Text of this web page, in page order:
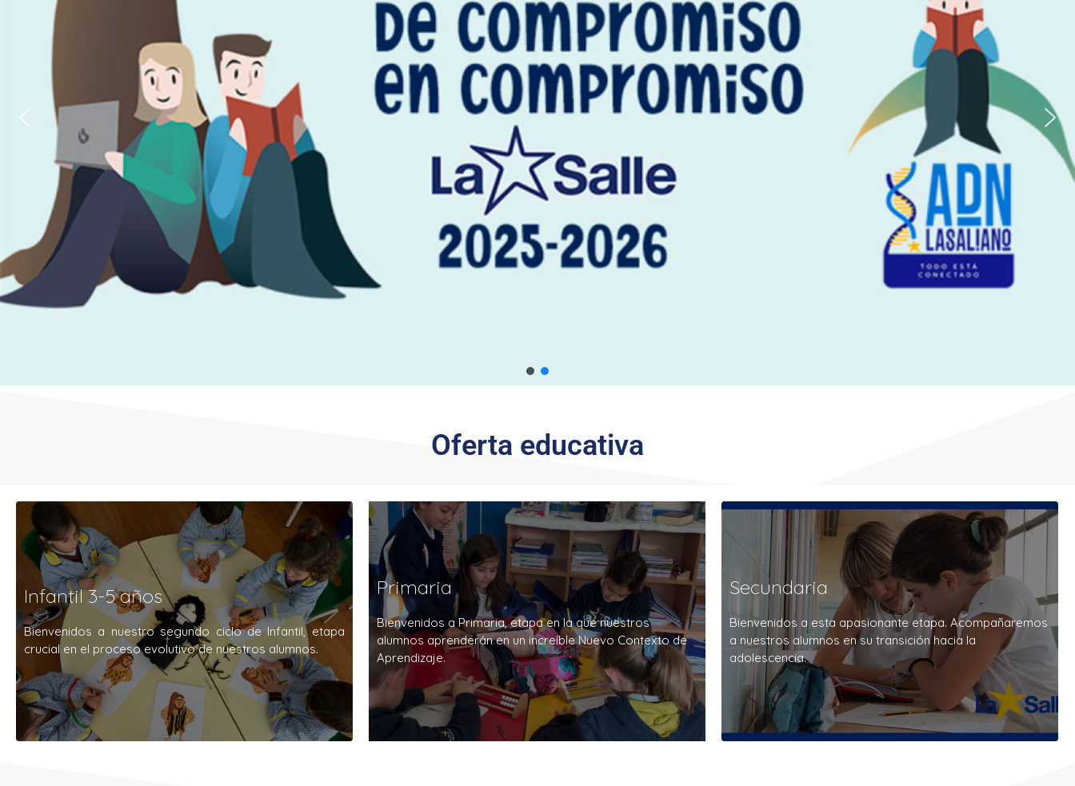
Vocación lasaliana
Oferta educativa
Infantil 3-5 años
Bienvenidos a nuestro segundo ciclo de Infantil, etapa
crucial en el proceso evolutivo de nuestros alumnos.
Primaria
Bienvenidos a Primaria, etapa en la que nuestros
alumnos aprenderán en un increíble Nuevo Contexto de
Aprendizaje.
Secundaria
Bienvenidos a esta apasionante etapa. Acompañaremos
a nuestros alumnos en su transición hacia la
adolescencia.
GENERALES
\»ALMAS
INVENCIBLES\», UNA
APUESTA DE LA SALLE
VIRGEN DEL MAR
GENERALES
GENERALES PEDAGOGÍA
NCA: UN MARCO DE